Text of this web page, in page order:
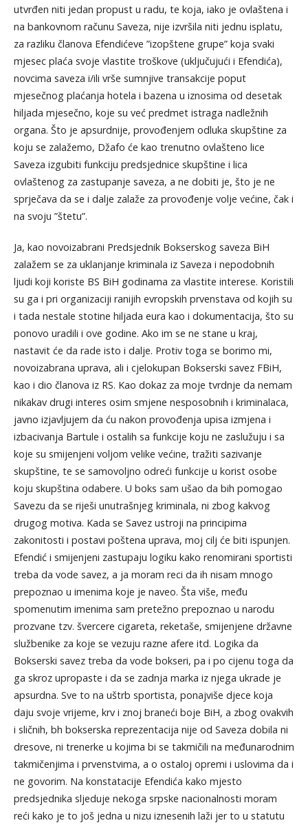
utvrđen niti jedan propust u radu, te koja, iako je ovlaštena i
na bankovnom računu Saveza, nije izvršila niti jednu isplatu,
za razliku članova Efendićeve ”izopštene grupe” koja svaki
mjesec plaća svoje vlastite troškove (uključujući i Efendića),
novcima saveza i/ili vrše sumnjive transakcije poput
mjesečnog plaćanja hotela i bazena u iznosima od desetak
hiljada mjesečno, koje su već predmet istraga nadležnih
organa. Što je apsurdnije, provođenjem odluka skupštine za
koju se zalažemo, Džafo će kao trenutno ovlašteno lice
Saveza izgubiti funkciju predsjednice skupštine i lica
ovlaštenog za zastupanje saveza, a ne dobiti je, što je ne
sprječava da se i dalje zalaže za provođenje volje većine, čak i
na svoju ”štetu”.
Ja, kao novoizabrani Predsjednik Bokserskog saveza BiH
zalažem se za uklanjanje kriminala iz Saveza i nepodobnih
ljudi koji koriste BS BiH godinama za vlastite interese. Koristili
su ga i pri organizaciji ranijih evropskih prvenstava od kojih su
i tada nestale stotine hiljada eura kao i dokumentacija, što su
ponovo uradili i ove godine. Ako im se ne stane u kraj,
nastavit će da rade isto i dalje. Protiv toga se borimo mi,
novoizabrana uprava, ali i cjelokupan Bokserski savez FBiH,
kao i dio članova iz RS. Kao dokaz za moje tvrdnje da nemam
nikakav drugi interes osim smjene nesposobnih i kriminalaca,
javno izjavljujem da ću nakon provođenja upisa izmjena i
izbacivanja Bartule i ostalih sa funkcije koju ne zaslužuju i sa
koje su smijenjeni voljom velike većine, tražiti sazivanje
skupštine, te se samovoljno odreći funkcije u korist osobe
koju skupština odabere. U boks sam ušao da bih pomogao
Savezu da se riješi unutrašnjeg kriminala, ni zbog kakvog
drugog motiva. Kada se Savez ustroji na principima
zakonitosti i postavi poštena uprava, moj cilj će biti ispunjen.
Efendić i smijenjeni zastupaju logiku kako renomirani sportisti
treba da vode savez, a ja moram reci da ih nisam mnogo
prepoznao u imenima koje je naveo. Šta više, među
spomenutim imenima sam pretežno prepoznao u narodu
prozvane tzv. švercere cigareta, reketaše, smijenjene državne
službenike za koje se vezuju razne afere itd. Logika da
Bokserski savez treba da vode bokseri, pa i po cijenu toga da
ga skroz upropaste i da se zadnja marka iz njega ukrade je
apsurdna. Sve to na uštrb sportista, ponajviše djece koja
daju svoje vrijeme, krv i znoj braneći boje BiH, a zbog ovakvih
i sličnih, bh bokserska reprezentacija nije od Saveza dobila ni
dresove, ni trenerke u kojima bi se takmičili na međunarodnim
takmičenjima i prvenstvima, a o ostaloj opremi i uslovima da i
ne govorim. Na konstatacije Efendića kako mjesto
predsjednika sljeduje nekoga srpske nacionalnosti moram
reći kako je to još jedna u nizu iznesenih laži jer to u statutu